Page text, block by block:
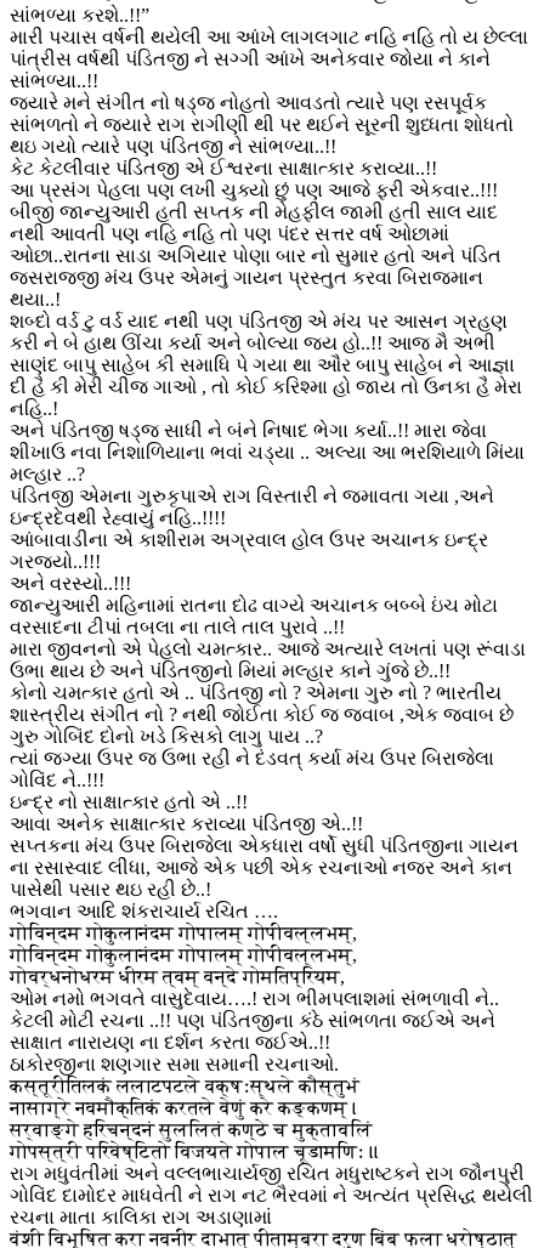
સાંભળ્યા કરશે..!!”
મારી પચાસ વર્ષની થયેલી આ આંખે લાગલગાટ નહિ નહિ તો ય છેલ્લા
પાંત્રીસ વર્ષથી પંડિતજી ને સગ્ગી આંખે અનેકવાર જોયા ને કાને
સાંભળ્યા..!!
જયારે મને સંગીત નો ષડ્જ નોહતો આવડતો ત્યારે પણ રસપૂર્વક
સાંભળતો ને જયારે રાગ રાગીણી થી પર થઈને સૂરની શુધ્ધતા શોધતો
થઇ ગયો ત્યારે પણ પંડિતજી ને સાંભળ્યા..!!
કેટ કેટલીવાર પંડિતજી એ ઈશ્વરના સાક્ષાત્કાર કરાવ્યા..!!
આ પ્રસંગ પેહલા પણ લખી ચુક્યો છું પણ આજે ફરી એકવાર..!!!
બીજી જાન્યુઆરી હતી સપ્તક ની મેહફીલ જામી હતી સાલ યાદ
નથી આવતી પણ નહિ નહિ તો પણ પંદર સત્તર વર્ષ ઓછામાં
ઓછા..રાતના સાડા અગિયાર પોણા બાર નો સુમાર હતો અને પંડિત
જસરાજજી મંચ ઉપર એમનું ગાયન પ્રસ્તુત કરવા બિરાજમાન
થયા..!
શબ્દો વર્ડ ટુ વર્ડ યાદ નથી પણ પંડિતજી એ મંચ પર આસન ગ્રહણ
કરી ને બે હાથ ઊંચા કર્યા અને બોલ્યા જય હો..!! આજ મૈ અભી
સાણંદ બાપુ સાહેબ કી સમાધિ પે ગયા થા ઔર બાપુ સાહેબ ને આજ્ઞા
દી હૈ કી મેરી ચીજ ગાઓ , તો કોઈ કરિશ્મા હો જાય તો ઉનકા હૈ મેરા
નહિ..!
અને પંડિતજી ષડ્જ સાધી ને બંને નિષાદ ભેગા કર્યા..!! મારા જેવા
શીખાઉ નવા નિશાળિયાના ભવાં ચડ્યા .. અલ્યા આ ભરશિયાળે મિંયા
મલ્હાર ..?
પંડિતજી એમના ગુરુકૃપાએ રાગ વિસ્તારી ને જમાવતા ગયા ,અને
ઇન્દ્રદેવથી રેહ્વાયું નહિ..!!!!
આંબાવાડીના એ કાશીરામ અગ્રવાલ હોલ ઉપર અચાનક ઇન્દ્ર
ગરજ્યો..!!!
અને વરસ્યો..!!!
જાન્યુઆરી મહિનામાં રાતના દોઢ વાગ્યે અચાનક બબ્બે ઇંચ મોટા
વરસાદના ટીપાં તબલા ના તાલે તાલ પુરાવે ..!!
મારા જીવનનો એ પેહલો ચમત્કાર.. આજે અત્યારે લખતાં પણ રૂંવાડા
ઉભા થાય છે અને પંડિતજીનો મિયાં મલ્હાર કાને ગુંજે છે..!!
કોનો ચમત્કાર હતો એ .. પંડિતજી નો ? એમના ગુરુ નો ? ભારતીય
શાસ્ત્રીય સંગીત નો ? નથી જોઈતા કોઈ જ જવાબ ,એક જવાબ છે
ગુરુ ગોબિંદ દોનો ખડે કિસકો લાગુ પાય ..?
ત્યાં જગ્યા ઉપર જ ઉભા રહી ને દંડવત્ કર્યા મંચ ઉપર બિરાજેલા
ગોવિંદ ને..!!!
ઇન્દ્ર નો સાક્ષાત્કાર હતો એ ..!!
આવા અનેક સાક્ષાત્કાર કરાવ્યા પંડિતજી એ..!!
સપ્તકના મંચ ઉપર બિરાજેલા એકધારા વર્ષો સુધી પંડિતજીના ગાયન
ના રસાસ્વાદ લીધા, આજે એક પછી એક રચનાઓ નજર અને કાન
પાસેથી પસાર થઇ રહી છે..!
ભગવાન આદિ શંકરાચાર્ય રચિત ….
गोविन्दम गोकुलानंदम गोपालम् गोपीवल्लभम्,
गोविन्दम गोकुलानंदम गोपालम् गोपीवल्लभम्,
गोवर्धनोधरम धीरम त्वम् वन्दे गोमतिप्रियम,
ઓમ નમો ભગવતે વાસુદેવાય….! રાગ ભીમપલાશમાં સંભળાવી ને..
કેટલી મોટી રચના ..!! પણ પંડિતજીના કંઠે સાંભળતા જઈએ અને
સાક્ષાત નારાયણ ના દર્શન કરતા જઈએ..!!
ઠાકોરજીના શણગાર સમા સમાની રચનાઓ.
कस्तूरीतिलकं ललाटपटले वक्षःस्थले कौस्तुभं
नासाग्रे नवमौक्तिकं करतले वेणुं करे कङ्कणम् ।
सर्वाङ्गे हरिचन्दनं सुललितं कण्ठे च मुक्तावलिं
गोपस्त्री परिवेष्टितो विजयते गोपाल चूडामणिः ॥
રાગ મધુવંતીમાં અને વલ્લભાચાર્યજી રચિત મધુરાષ્ટકને રાગ જૌનપુરી
ગોવિંદ દામોદર માધવેતી ને રાગ નટ ભૈરવમાં ને અત્યંત પ્રસિદ્ધ થયેલી
રચના માતા કાલિકા રાગ અડાણામાં
वंशी विभूषित करा नवनीर दाभात् पीताम्बरा दरुण बिंब फला धरोष्ठात्